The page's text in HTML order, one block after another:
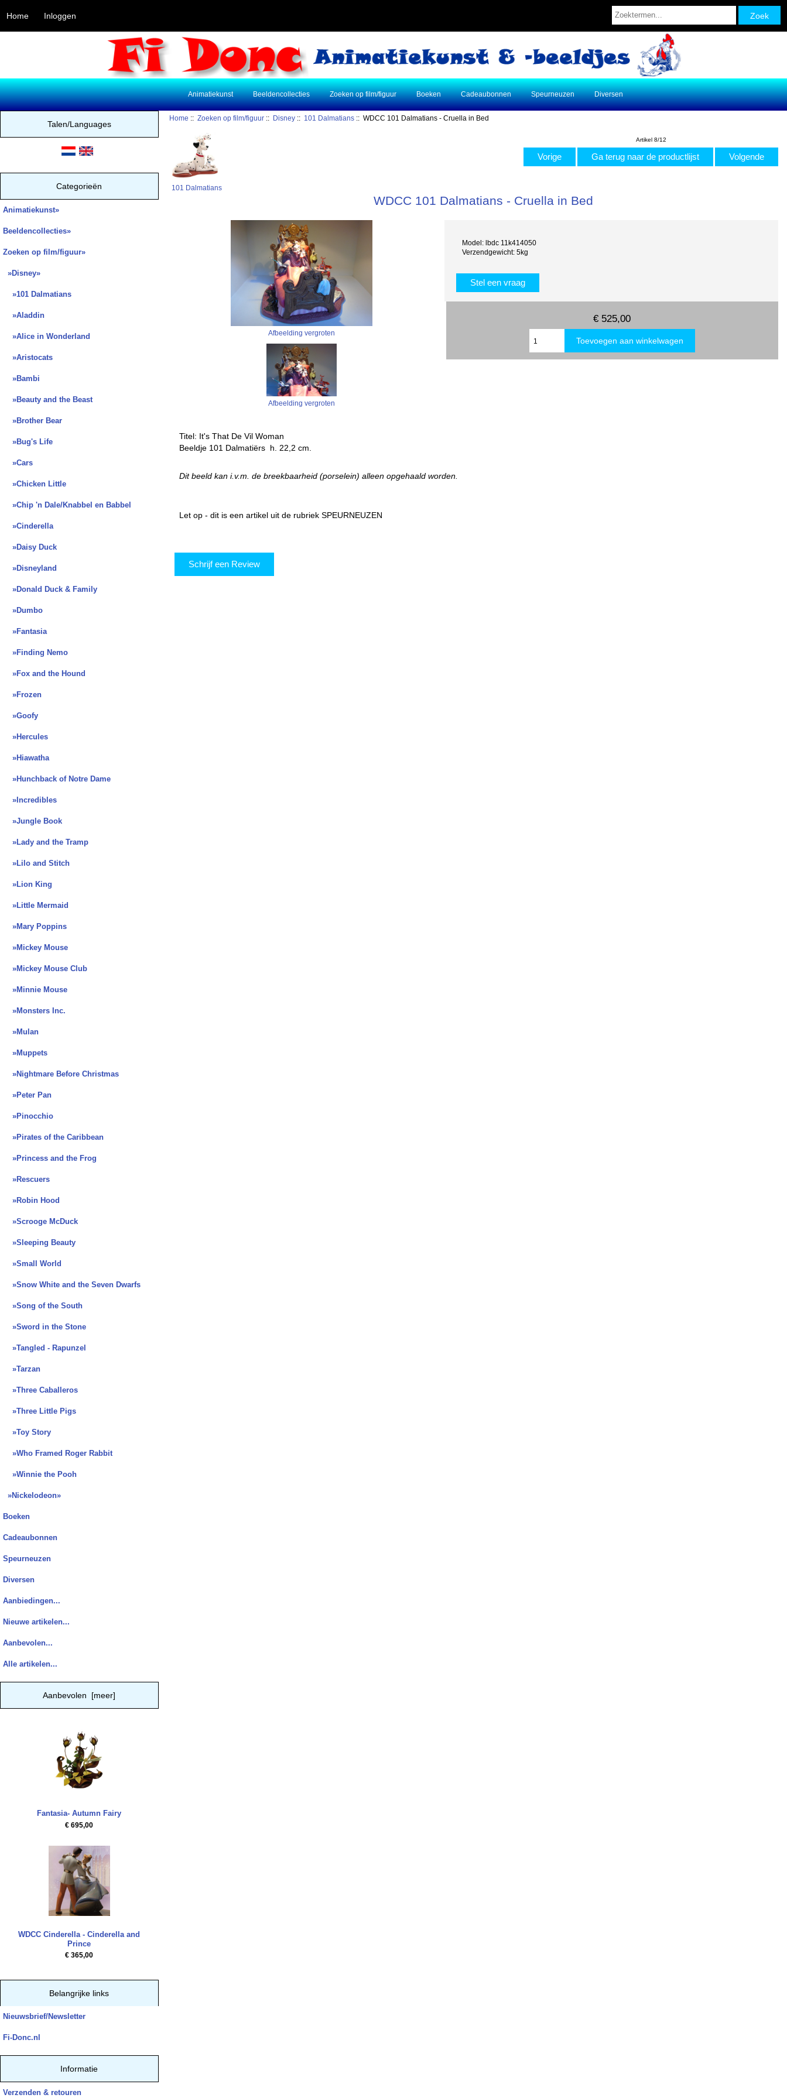
Home Inloggen
Animatiekunst Beeldencollecties Zoeken op film/figuur Boeken Cadeaubonnen Speurneuzen Diversen
Talen/Languages
Categorieën
Animatiekunst»
Beeldencollecties»
Zoeken op film/figuur»
»Disney»
»101 Dalmatians
»Aladdin
»Alice in Wonderland
»Aristocats
»Bambi
»Beauty and the Beast
»Brother Bear
»Bug's Life
»Cars
»Chicken Little
»Chip 'n Dale/Knabbel en Babbel
»Cinderella
»Daisy Duck
»Disneyland
»Donald Duck & Family
»Dumbo
»Fantasia
»Finding Nemo
»Fox and the Hound
»Frozen
»Goofy
»Hercules
»Hiawatha
»Hunchback of Notre Dame
»Incredibles
»Jungle Book
»Lady and the Tramp
»Lilo and Stitch
»Lion King
»Little Mermaid
»Mary Poppins
»Mickey Mouse
»Mickey Mouse Club
»Minnie Mouse
»Monsters Inc.
»Mulan
»Muppets
»Nightmare Before Christmas
»Peter Pan
»Pinocchio
»Pirates of the Caribbean
»Princess and the Frog
»Rescuers
»Robin Hood
»Scrooge McDuck
»Sleeping Beauty
»Small World
»Snow White and the Seven Dwarfs
»Song of the South
»Sword in the Stone
»Tangled - Rapunzel
»Tarzan
»Three Caballeros
»Three Little Pigs
»Toy Story
»Who Framed Roger Rabbit
»Winnie the Pooh
»Nickelodeon»
Boeken
Cadeaubonnen
Speurneuzen
Diversen
Aanbiedingen...
Nieuwe artikelen...
Aanbevolen...
Alle artikelen...
Aanbevolen [meer]
Fantasia- Autumn Fairy
€ 695,00
WDCC Cinderella - Cinderella and
Prince
€ 365,00
Belangrijke links
Nieuwsbrief/Newsletter
Fi-Donc.nl
Informatie
Verzenden & retouren
Home ::Zoeken op film/figuur :: Disney :: 101 Dalmatians :: WDCC 101 Dalmatians - Cruella in Bed
101 Dalmatians
Artikel 8/12
Vorige Ga terug naar de productlijst Volgende
WDCC 101 Dalmatians - Cruella in Bed
Afbeelding vergroten
Afbeelding vergroten
Model: lbdc 11k414050
Verzendgewicht: 5kg
Stel een vraag
€ 525,00
Titel: It's That De Vil Woman
Beeldje 101 Dalmatiërs h. 22,2 cm.
Dit beeld kan i.v.m. de breekbaarheid (porselein) alleen opgehaald worden.
Let op - dit is een artikel uit de rubriek SPEURNEUZEN
Schrijf een Review